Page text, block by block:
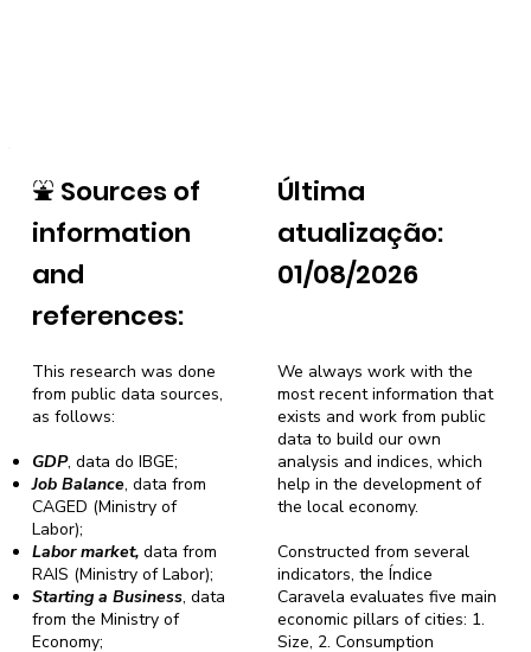
⛲ Sources of
information
and
references:
Última
atualização:
01/08/2026
We always work with the
most recent information that
exists and work from public
data to build our own
analysis and indices, which
help in the development of
the local economy.
Constructed from several
indicators, the Índice
Caravela evaluates five main
economic pillars of cities: 1.
Size, 2. Consumption
This research was done
from public data sources,
as follows:
GDP, data do IBGE;
Job Balance, data from
CAGED (Ministry of
Labor);
Labor market,data from
RAIS (Ministry of Labor);
Starting a Business, data
from the Ministry of
Economy;